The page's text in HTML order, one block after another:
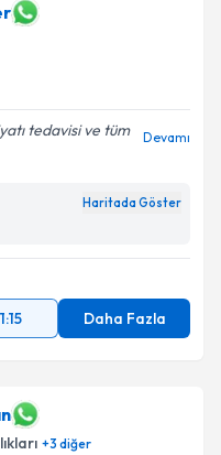
tedavisi ve tüm
Devamı
Haritada Göster
Daha Fazla
+3 diğer